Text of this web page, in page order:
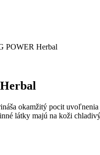
POWER Herbal
okamžitý pocit
látky majú na koži